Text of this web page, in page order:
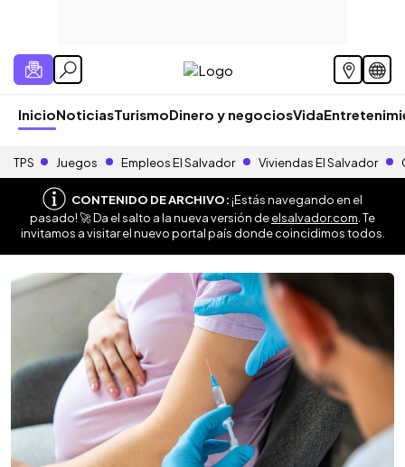
InicioNoticiasTurismoDinero y negociosVida
TPS Juegos Empleos El Salvador Viviendas El Salvador
CONTENIDO DE ARCHIVO:¡Estás navegando en el
pasado! 🚀 Da el salto a la nueva versión deelsalvador.com . Te
invitamos a visitar el nuevo portal país donde coincidimos todos.